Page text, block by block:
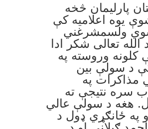
پارليمان څخه
يوه اعلاميه کې
ولسمشرغني
الله تعالی شکر ادا
کلونه وروسته په
د سولې بین
مذاکرات په
سره نتیجې ته
هغه د سولې عالي
په ځانګړي ډول د